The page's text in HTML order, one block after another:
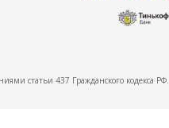
статьи 437 Гражданского кодекса РФ.